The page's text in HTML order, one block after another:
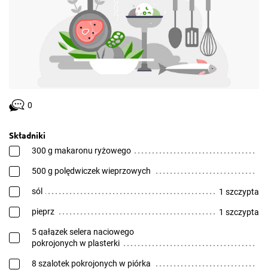
0
Składniki
300 g makaronu ryżowego
500 g polędwiczek wieprzowych
sól 1 szczypta
pieprz 1 szczypta
5 gałązek selera naciowego
pokrojonych w plasterki
8 szalotek pokrojonych w piórka